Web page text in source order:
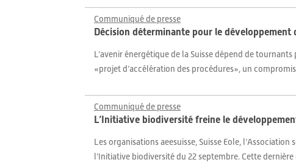
Communiqué de presse
Décision déterminante pour le développement
L’avenir énergétique de la Suisse dépend de
«projet d’accélération des procédures», un
Communiqué de presse
L’Initiative biodiversité freine le
Les organisations aeesuisse, Suisse Eole,
l’Initiative biodiversité du 22 septembre. Cette